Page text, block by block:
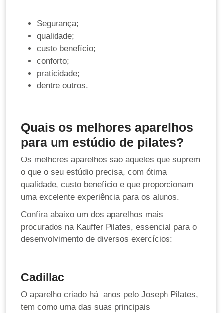
Segurança;
qualidade;
custo benefício;
conforto;
praticidade;
dentre outros.
Quais os melhores aparelhos
para um estúdio de pilates?
Os melhores aparelhos são aqueles que suprem
o que o seu estúdio precisa, com ótima
qualidade, custo benefício e que proporcionam
uma excelente experiência para os alunos.
Confira abaixo um dos aparelhos mais
procurados na Kauffer Pilates, essencial para o
desenvolvimento de diversos exercícios:
Cadillac
O aparelho criado há anos pelo Joseph Pilates,
tem como uma das suas principais